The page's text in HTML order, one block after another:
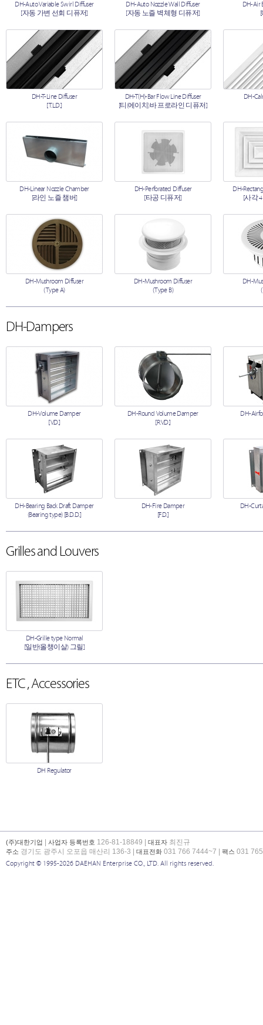
DH-Auto Variable Swirl Diffuser
[자동 가변 선회 디퓨저]
DH-Auto Nozzle Wall Diffuser
[자동 노즐 벽체형 디퓨저]
DH-Air
DH-T-Line Diffuser
[T.L.D.]
DH-T(H)-Bar Flow Line Diffuser
[티(에이치)바 프로라인 디퓨저]
DH-
DH-Linear Nozzle Chamber
[라인 노즐 챔버]
DH-Perforated Diffuser
[타공 디퓨저]
DH-
[사각
DH-Mushroom Diffuser
(Type A)
DH-Mushroom Diffuser
(Type B)
DH-
DH-Dampers
DH-Volume Damper
[V.D.]
DH-Round Volume Damper
[R.V.D.]
DH-
DH-Bearing Back Draft Damper
(Bearing type) [B.D.D.]
DH-Fire Damper
[F.D.]
DH-
Grilles and Louvers
DH-Grille type Normal
[일반(올챙이살) 그릴]
ETC , Accessories
DH Regulator
(주)대한기업 사업자 등록번호 126-81-18849 | 대표자 최진규
주소 경기도 광주시 오포읍 매산리 136-3 | 대표전화 031 766 7444~7 | 팩스 031
Copyright © 1995-2026 DAEHAN Enterprise CO., LTD. All rights reserved.